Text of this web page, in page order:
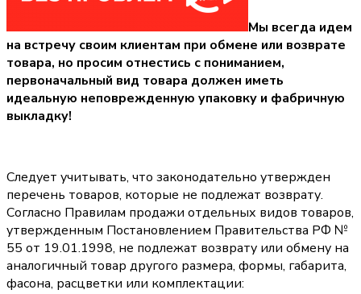
Мы всегда идем
на встречу своим клиентам при обмене или возврате
товара, но просим отнестись с пониманием,
первоначальный вид товара должен иметь
идеальную неповрежденную упаковку и фабричную
выкладку!
Следует учитывать, что законодательно утвержден
перечень товаров, которые не подлежат возврату.
Согласно Правилам продажи отдельных видов товаров,
утвержденным Постановлением Правительства РФ №
55 от 19.01.1998, не подлежат возврату или обмену на
аналогичный товар другого размера, формы, габарита,
фасона, расцветки или комплектации: